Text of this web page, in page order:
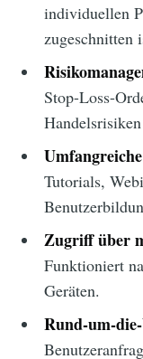
individuellen
zugeschnitten
Stop-Loss-
Tutorials,
Zugriff über
Funktioniert
Geräten.
Rund-um-